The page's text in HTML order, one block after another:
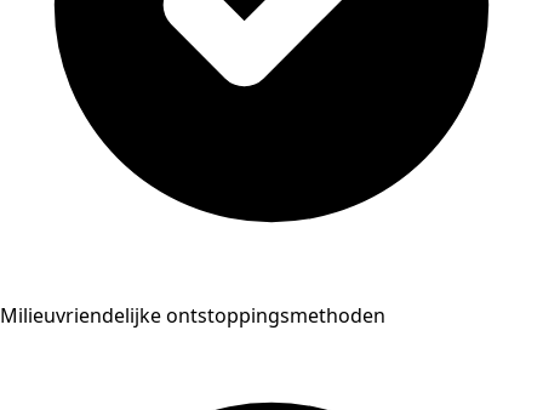
Milieuvriendelijke ontstoppingsmethoden